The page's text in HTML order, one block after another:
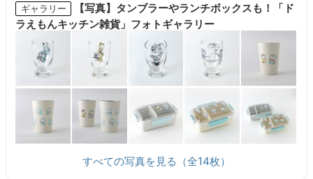
ギャラリー
【写真】タンブラーやランチボックスも！「ド
ラえもんキッチン雑貨」フォトギャラリー
すべての写真を見る（全14枚）